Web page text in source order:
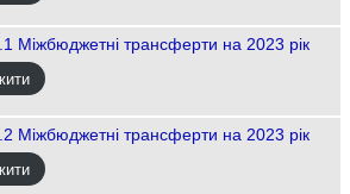
Міжбюджетні трансферти на 2023 рік
Міжбюджетні трансферти на 2023 рік